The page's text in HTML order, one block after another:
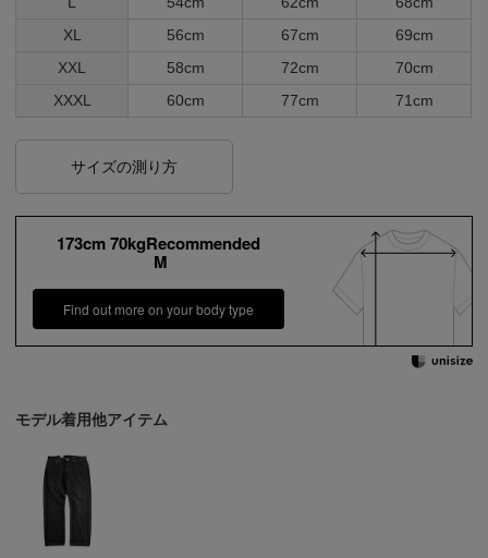
XL
56cm 67cm
69cm
XXL
58cm 72cm
70cm
XXXL
60cm 77cm 71cm
サイズの測り方
173cm 70kgRecommended
M
Find out more on your body type
モデル着用他アイテム